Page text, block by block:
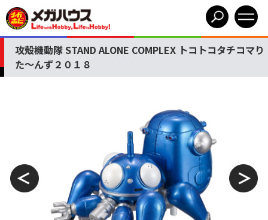
攻殻機動隊 STAND ALONE COMPLEX トコトコタチコマり
た～んず２０１８